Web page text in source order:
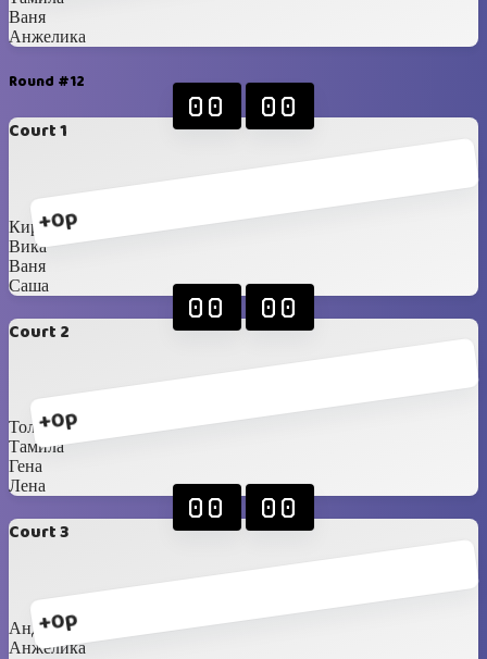
Ваня
Анжелика
Round #12
Court 1
+0p
00 00
Кирилл
Вика
Ваня
Саша
Court 2
+0p
00 00
Толя
Тамила
Гена
Лена
Court 3
+0p
00 00
Андрей
Анжелика